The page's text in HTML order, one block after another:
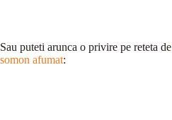
Sau puteti arunca o privire pe reteta de
somon afumat: